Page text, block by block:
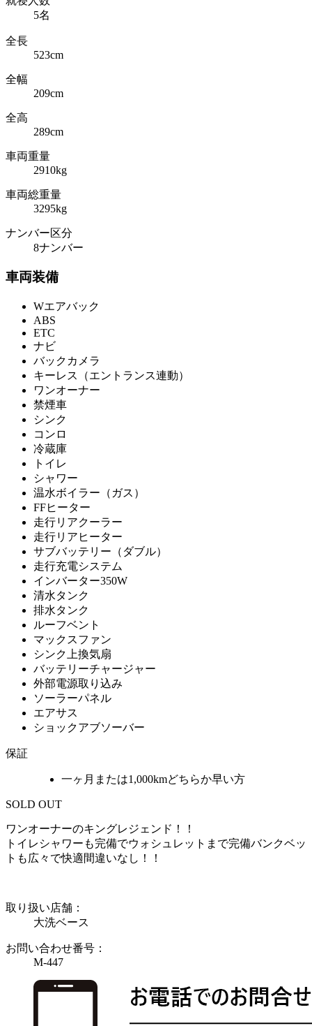
5名
全長
523cm
全幅
209cm
全高
289cm
車両重量
2910kg
車両総重量
3295kg
ナンバー区分
8ナンバー
車両装備
Wエアバック
ABS
ETC
ナビ
バックカメラ
キーレス（エントランス連動）
ワンオーナー
禁煙車
シンク
コンロ
冷蔵庫
トイレ
シャワー
温水ボイラー（ガス）
FFヒーター
走行リアクーラー
走行リアヒーター
サブバッテリー（ダブル）
走行充電システム
インバーター350W
清水タンク
排水タンク
ルーフベント
マックスファン
シンク上換気扇
バッテリーチャージャー
外部電源取り込み
ソーラーパネル
エアサス
ショックアブソーバー
保証
一ヶ月または1,000kmどちらか早い方
SOLD OUT
ワンオーナーのキングレジェンド！！
トイレシャワーも完備でウォシュレットまで完備バンクベッ
トも広々で快適間違いなし！！
取り扱い店舗：
大洗ベース
お問い合わせ番号：
M-447